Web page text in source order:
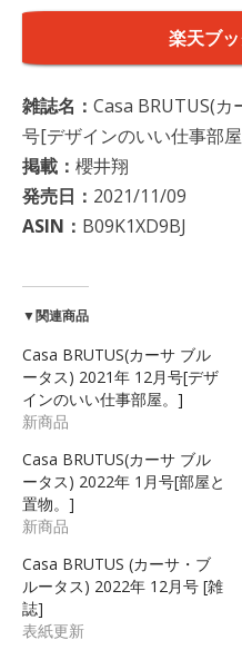
楽天ブ
雑誌名： Casa BRUTUS(カ
号[デザインのいい仕事部
掲載： 櫻井翔
発売日： 2021/11/09
ASIN： B09K1XD9BJ
▼関連商品
Casa BRUTUS(カーサ ブル
ータス) 2021年 12月号[デザ
インのいい仕事部屋。]
新商品
Casa BRUTUS(カーサ ブル
ータス) 2022年 1月号[部屋と
置物。]
新商品
Casa BRUTUS (カーサ・ブ
ルータス) 2022年 12月号 [雑
誌]
表紙更新